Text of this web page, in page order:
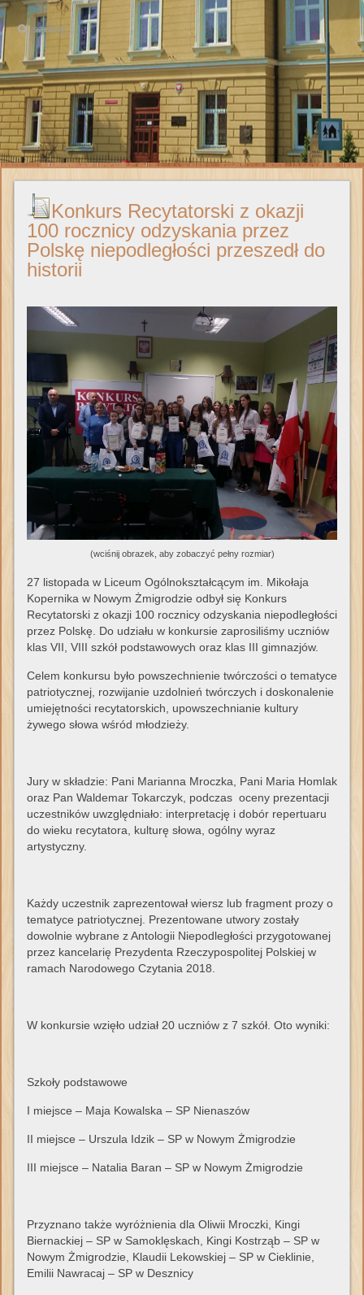
Konkurs Recytatorski z okazji
100 rocznicy odzyskania przez
Polskę niepodległości przeszedł do
historii
(wciśnij obrazek, aby zobaczyć pełny rozmiar)
27 listopada w Liceum Ogólnokształcącym im. Mikołaja
Kopernika w Nowym Żmigrodzie odbył się Konkurs
Recytatorski z okazji 100 rocznicy odzyskania niepodległości
przez Polskę. Do udziału w konkursie zaprosiliśmy uczniów
klas VII, VIII szkół podstawowych oraz klas III gimnazjów.
Celem konkursu było powszechnienie twórczości o tematyce
patriotycznej, rozwijanie uzdolnień twórczych i doskonalenie
umiejętności recytatorskich, upowszechnianie kultury
żywego słowa wśród młodzieży.
Jury w składzie: Pani Marianna Mroczka, Pani Maria Homlak
oraz Pan Waldemar Tokarczyk, podczas oceny prezentacji
uczestników uwzględniało: interpretację i dobór repertuaru
do wieku recytatora, kulturę słowa, ogólny wyraz
artystyczny.
Każdy uczestnik zaprezentował wiersz lub fragment prozy o
tematyce patriotycznej. Prezentowane utwory zostały
dowolnie wybrane z Antologii Niepodległości przygotowanej
przez kancelarię Prezydenta Rzeczypospolitej Polskiej w
ramach Narodowego Czytania 2018.
W konkursie wzięło udział 20 uczniów z 7 szkół. Oto wyniki:
Szkoły podstawowe
I miejsce – Maja Kowalska – SP Nienaszów
II miejsce – Urszula Idzik – SP w Nowym Żmigrodzie
III miejsce – Natalia Baran – SP w Nowym Żmigrodzie
Przyznano także wyróżnienia dla Oliwii Mroczki, Kingi
Biernackiej – SP w Samoklęskach, Kingi Kostrząb – SP w
Nowym Żmigrodzie, Klaudii Lekowskiej – SP w Cieklinie,
Emilii Nawracaj – SP w Desznicy